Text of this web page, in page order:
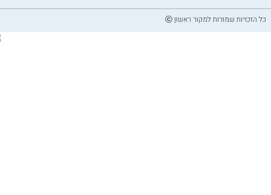
כל הזכויות שמורות למקור ראשון ⓒ